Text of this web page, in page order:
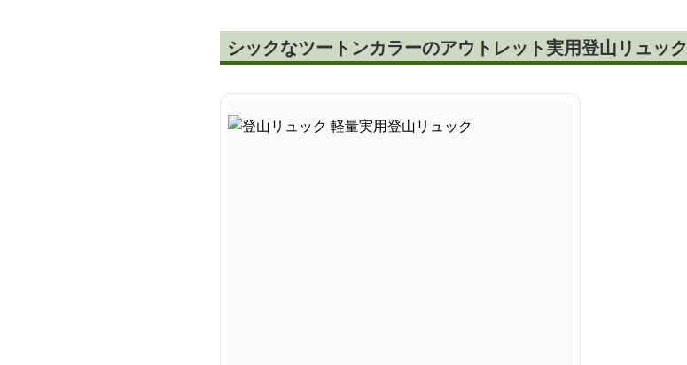
シックなツートンカラーのアウトレット実用登山リュック